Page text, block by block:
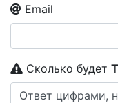
Email
Сколько будет